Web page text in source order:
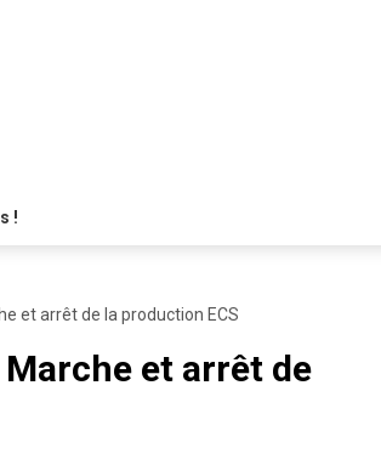
!
et arrêt de la production ECS
et arrêt de